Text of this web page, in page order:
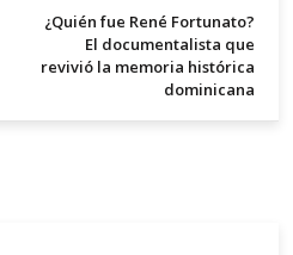
¿Quién fue René Fortunato?
El documentalista que
revivió la memoria histórica
dominicana